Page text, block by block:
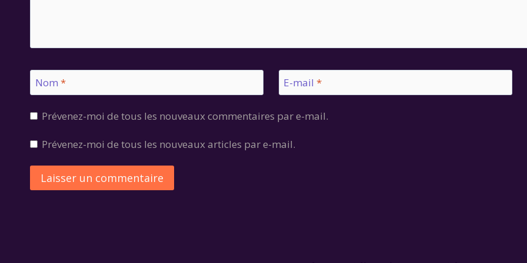
Nom * E-mail *
Prévenez-moi de tous les nouveaux commentaires par e-mail.
Prévenez-moi de tous les nouveaux articles par e-mail.